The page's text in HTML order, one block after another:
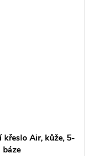
křeslo Air, kůže, 5-
báze